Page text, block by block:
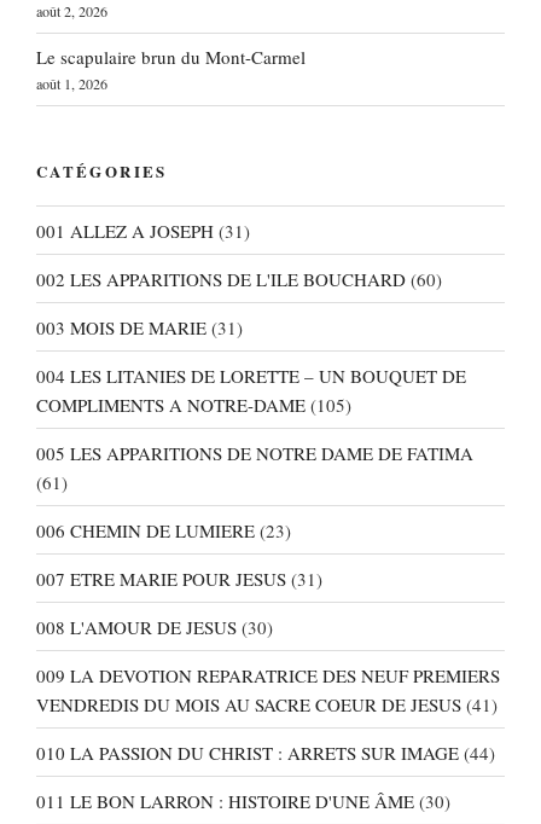
août 2, 2026
Le scapulaire brun du Mont-Carmel
août 1, 2026
CATÉGORIES
001 ALLEZ A JOSEPH (31)
002 LES APPARITIONS DE L'ILE BOUCHARD (60)
003 MOIS DE MARIE (31)
004 LES LITANIES DE LORETTE – UN BOUQUET DE
COMPLIMENTS A NOTRE-DAME (105)
005 LES APPARITIONS DE NOTRE DAME DE FATIMA
(61)
006 CHEMIN DE LUMIERE (23)
007 ETRE MARIE POUR JESUS (31)
008 L'AMOUR DE JESUS (30)
009 LA DEVOTION REPARATRICE DES NEUF PREMIERS
VENDREDIS DU MOIS AU SACRE COEUR DE JESUS (41)
010 LA PASSION DU CHRIST : ARRETS SUR IMAGE (44)
011 LE BON LARRON : HISTOIRE D'UNE ÂME (30)